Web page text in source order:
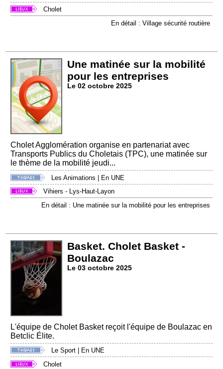
Cholet
En détail : Village sécurité routière
Une matinée sur la mobilité
pour les entreprises
Le 02 octobre 2025
Cholet Agglomération organise en partenariat avec
Transports Publics du Choletais (TPC), une matinée sur
le thème de la mobilité jeudi...
Les Animations | En UNE
Vihiers - Lys-Haut-Layon
En détail : Une matinée sur la mobilité pour les entreprises
Basket. Cholet Basket -
Boulazac
Le 03 octobre 2025
L'équipe de Cholet Basket reçoit l'équipe de Boulazac en
Betclic Élite.
Le Sport
En UNE
Cholet